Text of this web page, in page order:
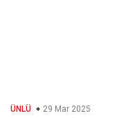
ÜNLÜ 29 Mar 2025